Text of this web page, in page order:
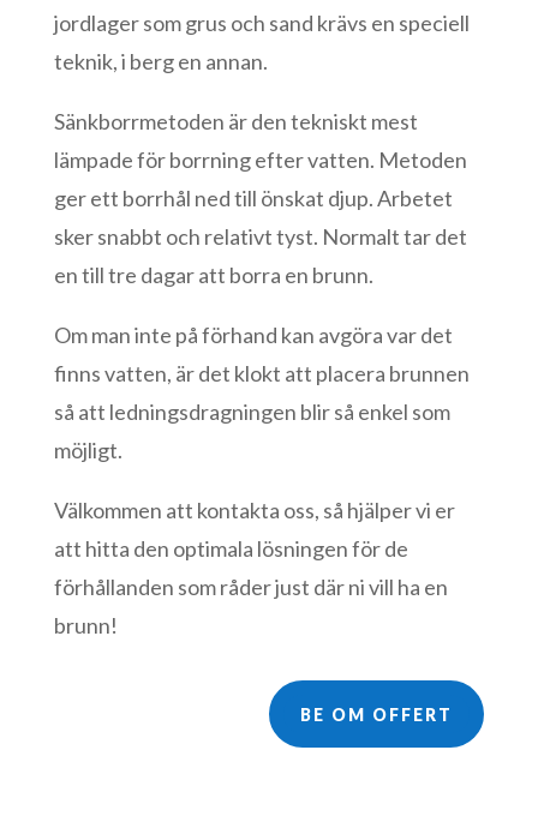
jordlager som grus och sand krävs en speciell
teknik, i berg en annan.
Sänkborrmetoden är den tekniskt mest
lämpade för borrning efter vatten. Metoden
ger ett borrhål ned till önskat djup. Arbetet
sker snabbt och relativt tyst. Normalt tar det
en till tre dagar att borra en brunn.
Om man inte på förhand kan avgöra var det
finns vatten, är det klokt att placera brunnen
så att ledningsdragningen blir så enkel som
möjligt.
Välkommen att kontakta oss, så hjälper vi er
att hitta den optimala lösningen för de
förhållanden som råder just där ni vill ha en
brunn!
BE OM OFFERT